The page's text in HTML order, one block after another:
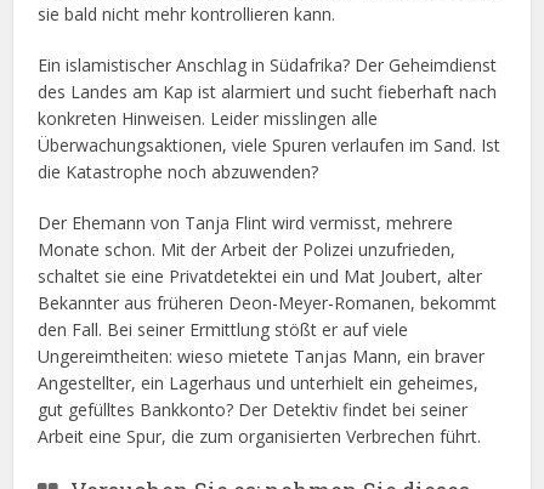
sie bald nicht mehr kontrollieren kann.
Ein islamistischer Anschlag in Südafrika? Der Geheimdienst
des Landes am Kap ist alarmiert und sucht fieberhaft nach
konkreten Hinweisen. Leider misslingen alle
Überwachungsaktionen, viele Spuren verlaufen im Sand. Ist
die Katastrophe noch abzuwenden?
Der Ehemann von Tanja Flint wird vermisst, mehrere
Monate schon. Mit der Arbeit der Polizei unzufrieden,
schaltet sie eine Privatdetektei ein und Mat Joubert, alter
Bekannter aus früheren Deon-Meyer-Romanen, bekommt
den Fall. Bei seiner Ermittlung stößt er auf viele
Ungereimtheiten: wieso mietete Tanjas Mann, ein braver
Angestellter, ein Lagerhaus und unterhielt ein geheimes,
gut gefülltes Bankkonto? Der Detektiv findet bei seiner
Arbeit eine Spur, die zum organisierten Verbrechen führt.